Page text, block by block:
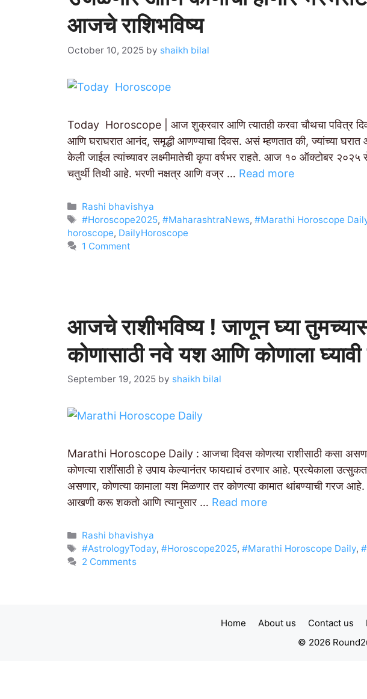
आजचे राशिभविष्य
October 10, 2025 by shaikh bilal
Today Horoscope | आज शुक्रवार आणि त्यातही करवा चौथचा पवित्र
आणि घराघरात आनंद, समृद्धी आणण्याचा दिवस. असं म्हणतात की, ज्यांच्या
केली जाईल त्यांच्यावर लक्ष्मीमातेची कृपा वर्षभर राहते. आज १० ऑक्टोबर २०२५
चतुर्थी तिथी आहे. भरणी नक्षत्र आणि वज्र … Read more
Categories
Rashi bhavishya
Tags
#Horoscope2025,#MaharashtraNews,#Marathi Horoscope
horoscope, DailyHoroscope
1 Comment
आजचे राशीभविष्य ! जाणून घ्या
कोणासाठी नवे यश आणि कोणाला
September 19, 2025 by shaikh bilal
Marathi Horoscope Daily : आजचा दिवस कोणत्या राशीसाठी कसा
कोणत्या राशींसाठी हे उपाय केल्यानंतर फायद्याचं ठरणार आहे. प्रत्येकाला
असणार, कोणत्या कामाला यश मिळणार तर कोणत्या कामात थांबण्याची गरज
आखणी करू शकतो आणि त्यानुसार … Read more
Categories
Rashi bhavishya
Tags
#AstrologyToday,#Horoscope2025,#Marathi Horoscope Daily,
2 Comments
Home About us Contact us
© 2026